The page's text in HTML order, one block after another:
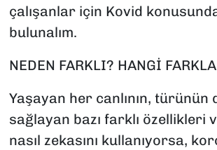
çalışanlar için Kovid
bulunalım.
NEDEN FARKLI? HANGİ
Yaşayan her canlının, türünün
sağlayan bazı farklı özellikleri
nasıl zekasını kullanıyorsa,